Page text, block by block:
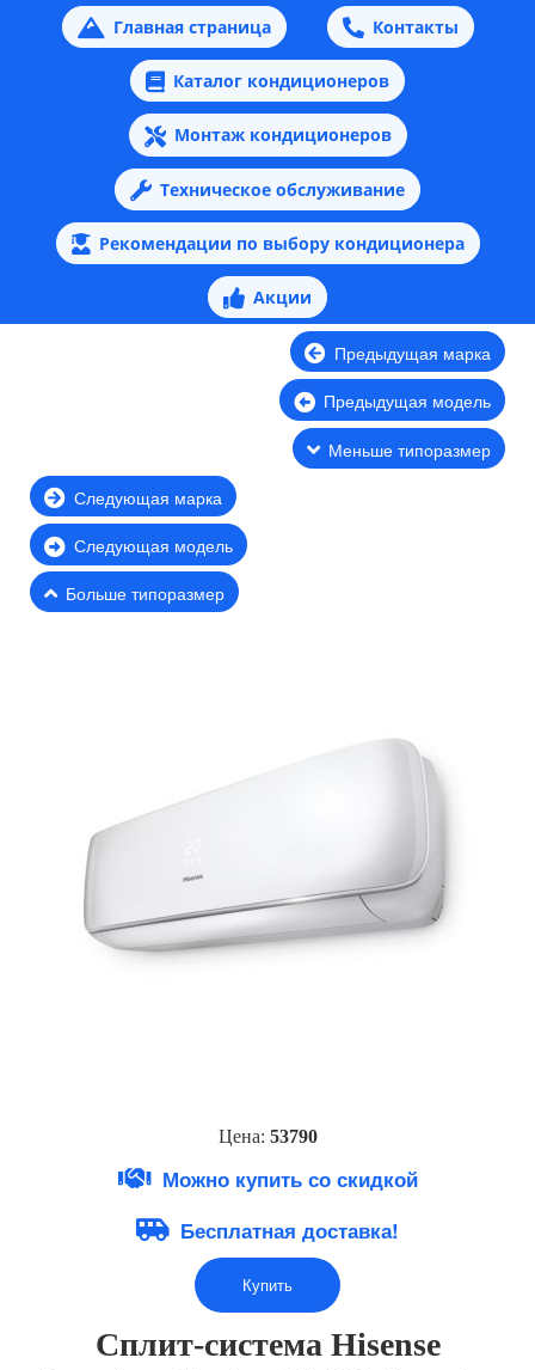
Главная страница Контакты
Каталог кондиционеров
Монтаж кондиционеров
Техническое обслуживание
Рекомендации по выбору кондиционера
Акции
Предыдущая марка
Предыдущая модель
Меньше типоразмер
Следующая марка
Следующая модель
Больше типоразмер
Цена: 53790
Можно купить со скидкой
Бесплатная доставка!
Купить
Сплит-система Hisense